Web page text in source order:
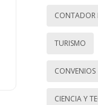
CONTADOR
TURISMO
CONVENIOS
CIENCIA Y